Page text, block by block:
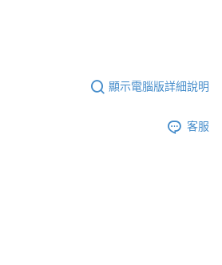
顯示電腦版詳細說明
客服